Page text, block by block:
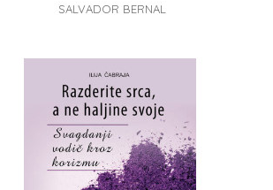
SALVADOR BERNAL